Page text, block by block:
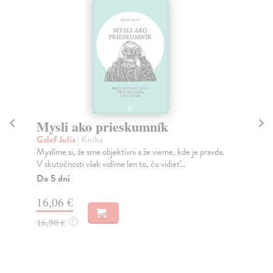
je pravda.
Memento Mori
Gál Fedor
Jednotlivé kapitoly knihy diskutujú témy vzťahu života
a smrti, schopnosti a ochoty ľudí obetovať ži...
4,75 €
5,00 € ?